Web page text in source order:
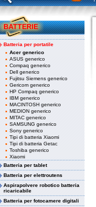
BATTERIE
Batteria per portatile
Acer generico
ASUS generico
Compaq generico
Dell generico
Fujitsu Siemens generico
Gericom generico
HP Compaq generico
IBM generico
MACINTOSH generico
MEDION generico
MITAC generico
SAMSUNG generico
Sony generico
Tipi di batteria Xiaomi
Tipi di batteria Getac
Toshiba generico
Xiaomi
Batteria per tablet
Batteria per elettroutens
Aspirapolvere robotico batteria
ricaricabile
Batteria per fotocamere digitali